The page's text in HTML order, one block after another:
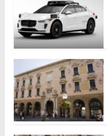
b
o
o
k
er